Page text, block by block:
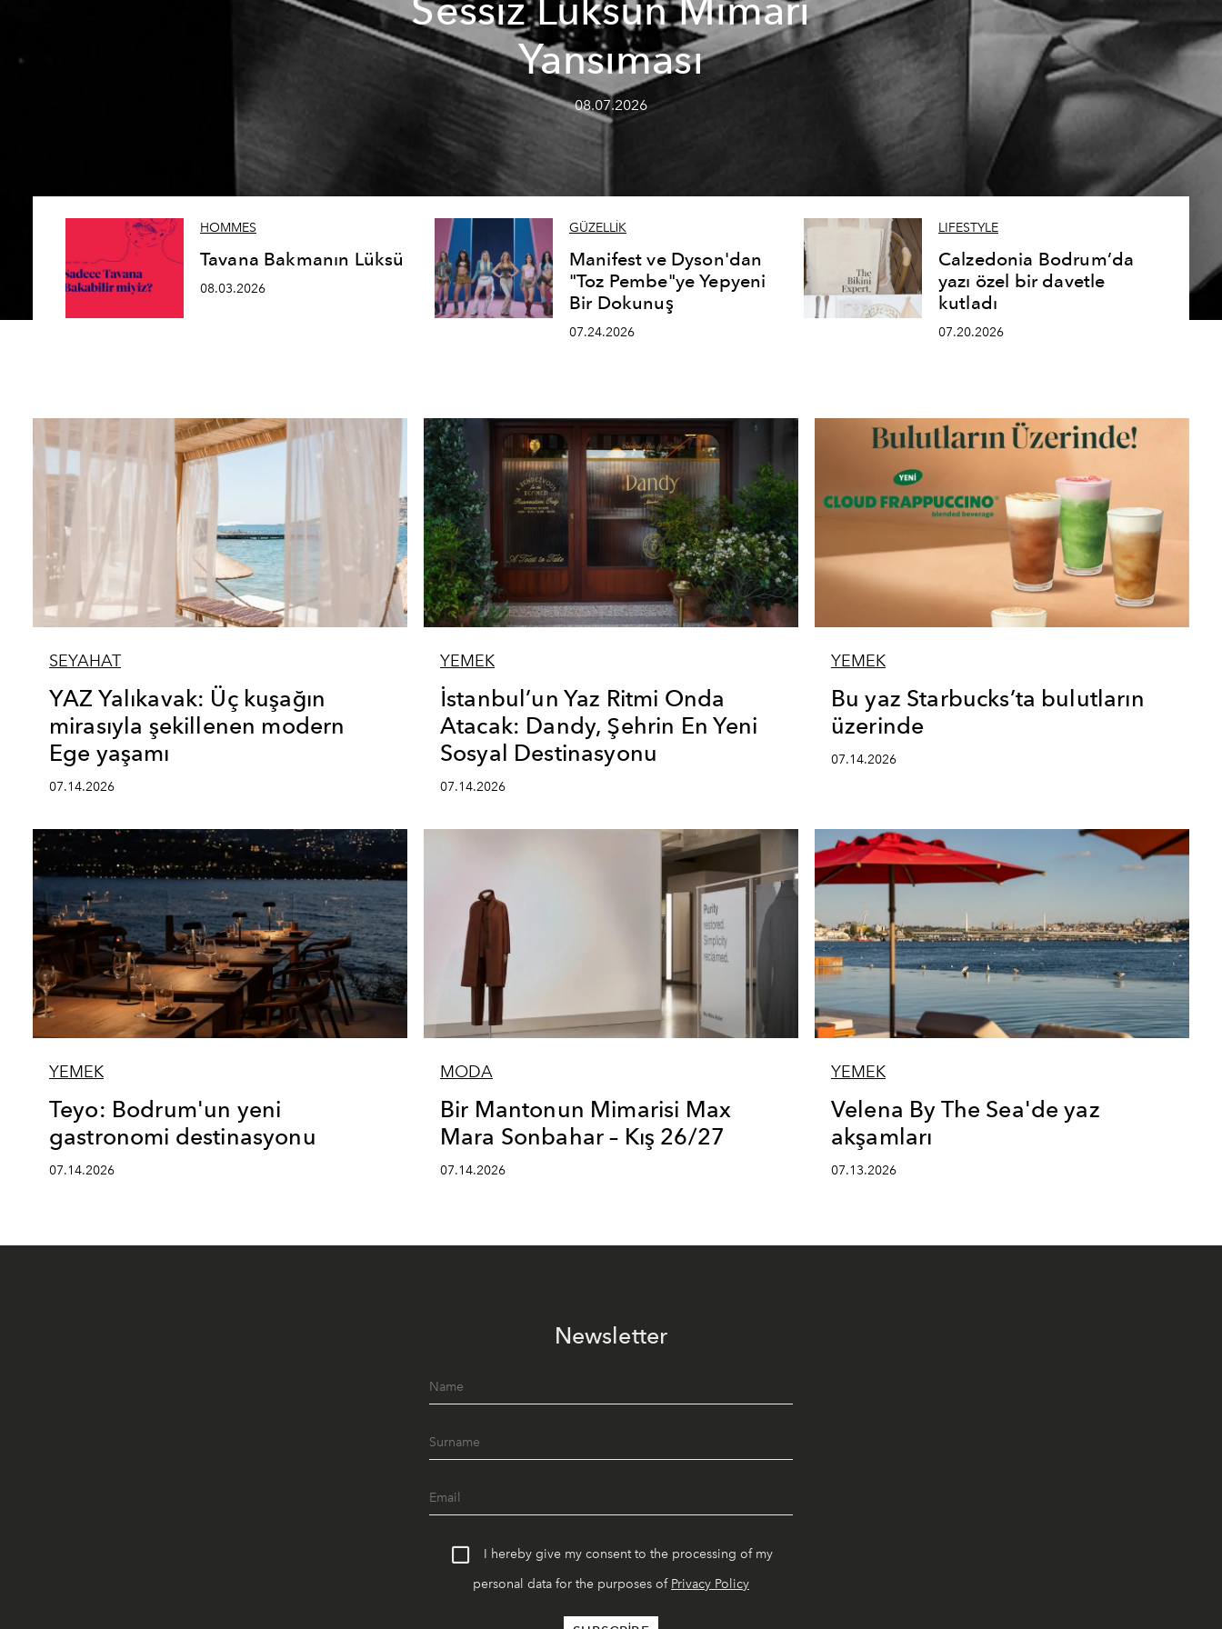
Sessiz Lüksün Mimari
Yansıması
08.07.2026
HOMMES
Tavana Bakmanın Lüksü
08.03.2026
GÜZELLİK
Manifest ve Dyson'dan
"Toz Pembe"ye Yepyeni
Bir Dokunuş
07.24.2026
LIFESTYLE
Calzedonia Bodrum’da
yazı özel bir davetle
kutladı
07.20.2026
SEYAHAT
YAZ Yalıkavak: Üç kuşağın
mirasıyla şekillenen modern
Ege yaşamı
07.14.2026
YEMEK
İstanbul’un Yaz Ritmi Onda
Atacak: Dandy, Şehrin En Yeni
Sosyal Destinasyonu
07.14.2026
YEMEK
Bu yaz Starbucks’ta bulutların
üzerinde
07.14.2026
YEMEK
Teyo: Bodrum'un yeni
gastronomi destinasyonu
07.14.2026
MODA
Bir Mantonun Mimarisi Max
Mara Sonbahar – Kış 26/27
07.14.2026
YEMEK
Velena By The Sea'de yaz
akşamları
07.13.2026
Newsletter
I hereby give my consent to the processing of my
personal data for the purposes of Privacy Policy